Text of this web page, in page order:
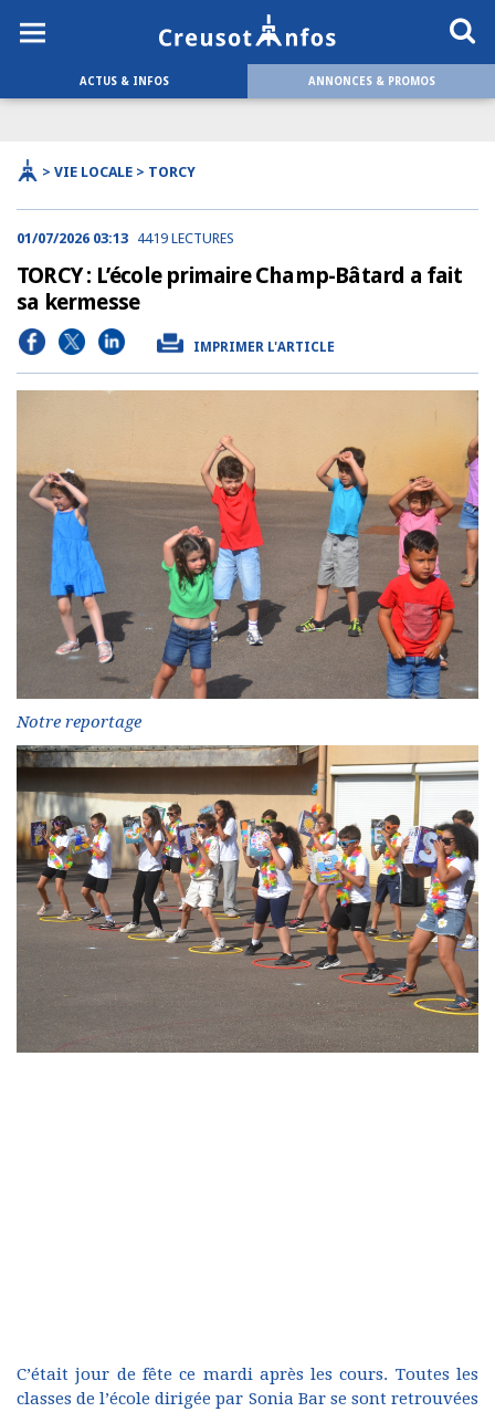
ACTUS & INFOS ANNONCES & PROMOS
> VIE LOCALE > TORCY
01/07/2026 03:13 4419 LECTURES
TORCY : L’école primaire Champ-Bâtard a fait
sa kermesse
IMPRIMER L'ARTICLE
Notre reportage
C’était jour de fête ce mardi après les cours. Toutes les
classes de l’école dirigée par Sonia Bar se sont retrouvées